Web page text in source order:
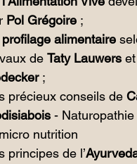
Pol Grégoire ;
profilage alimentaire
de Taty Lauwers et
;
précieux conseils de
-
nutrition
principes de l’